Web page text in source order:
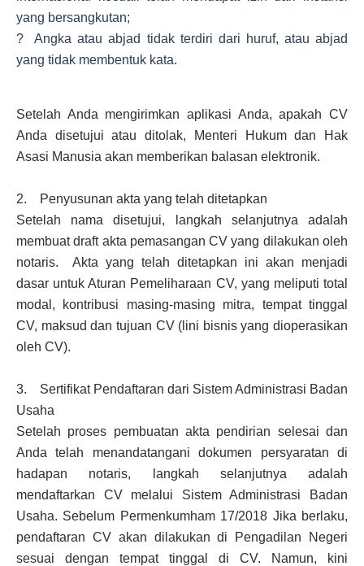
yang bersangkutan;
? Angka atau abjad tidak terdiri dari huruf, atau abjad
yang tidak membentuk kata.
Setelah Anda mengirimkan aplikasi Anda, apakah CV
Anda disetujui atau ditolak, Menteri Hukum dan Hak
Asasi Manusia akan memberikan balasan elektronik.
2. Penyusunan akta yang telah ditetapkan
Setelah nama disetujui, langkah selanjutnya adalah
membuat draft akta pemasangan CV yang dilakukan oleh
notaris. Akta yang telah ditetapkan ini akan menjadi
dasar untuk Aturan Pemeliharaan CV, yang meliputi total
modal, kontribusi masing-masing mitra, tempat tinggal
CV, maksud dan tujuan CV (lini bisnis yang dioperasikan
oleh CV).
3. Sertifikat Pendaftaran dari Sistem Administrasi Badan
Usaha
Setelah proses pembuatan akta pendirian selesai dan
Anda telah menandatangani dokumen persyaratan di
hadapan notaris, langkah selanjutnya adalah
mendaftarkan CV melalui Sistem Administrasi Badan
Usaha. Sebelum Permenkumham 17/2018 Jika berlaku,
pendaftaran CV akan dilakukan di Pengadilan Negeri
sesuai dengan tempat tinggal di CV. Namun, kini